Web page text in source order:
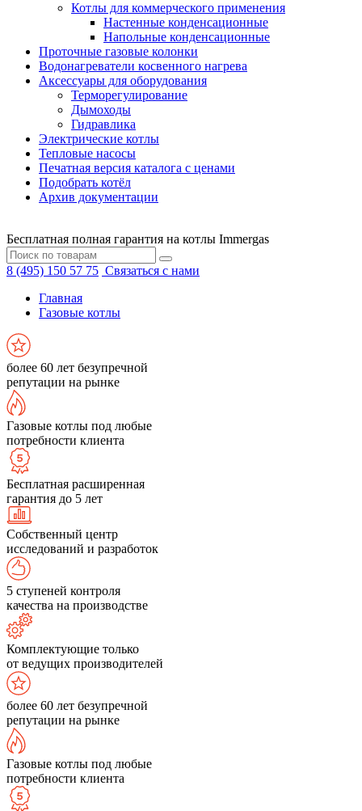
Котлы для коммерческого применения
Настенные конденсационные
Напольные конденсационные
Проточные газовые колонки
Водонагреватели косвенного нагрева
Аксессуары для оборудования
Терморегулирование
Дымоходы
Гидравлика
Электрические котлы
Тепловые насосы
Печатная версия каталога с ценами
Подобрать котёл
Архив документации
Бесплатная полная гарантия на котлы Immergas
8 (495) 150 57 75 Связаться с нами
Главная
Газовые котлы
более 60 лет безупречной
репутации на рынке
Газовые котлы под любые
потребности клиента
Бесплатная расширенная
гарантия до 5 лет
Собственный центр
исследований и разработок
5 ступеней контроля
качества на производстве
Комплектующие только
от ведущих производителей
более 60 лет безупречной
репутации на рынке
Газовые котлы под любые
потребности клиента